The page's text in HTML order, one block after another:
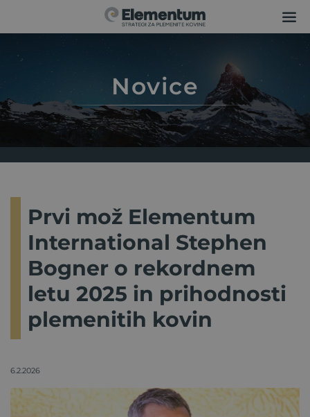
Novice
Prvi mož Elementum
International Stephen
Bogner o rekordnem
letu 2025 in prihodnosti
plemenitih kovin
6.2.2026